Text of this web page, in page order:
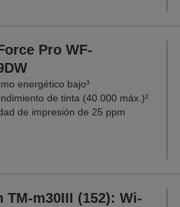
Pro WF-
energético bajo³
de tinta (40 000 máx.)²
de impresión de 25 ppm
TM-m30III (152): Wi-